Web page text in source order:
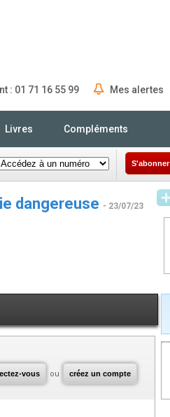
: 01 71 16 55 99 Mes alertes
Livres Compléments
S'abonner
dangereuse - 23/07/23
vous ou créez un compte